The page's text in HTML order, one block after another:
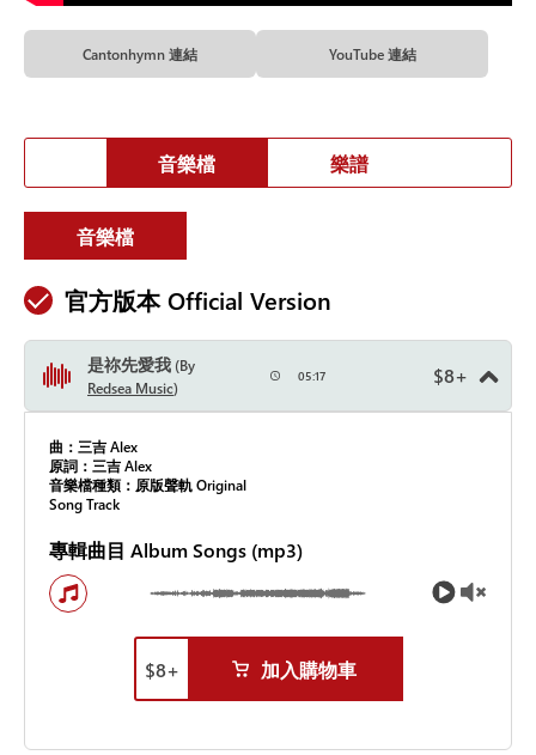
Cantonhymn 連結 YouTube 連結
音樂檔 樂譜
音樂檔
官方版本 Official Version
是祢先愛我 By
Redsea Music
05:17 $8+
曲：三吉 Alex
原詞：三吉 Alex
音樂檔種類：原版聲軌 Original
Song Track
專輯曲目 Album Songs (mp3)
$8+ 加入購物車